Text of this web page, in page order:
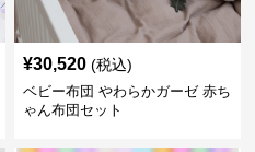
¥30,520 (税込)
ベビー布団 やわらかガーゼ 赤ち
ゃん布団セット